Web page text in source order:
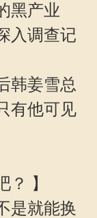
黑产业
入调查记
韩姜雪总
有他可见
】
是就能换